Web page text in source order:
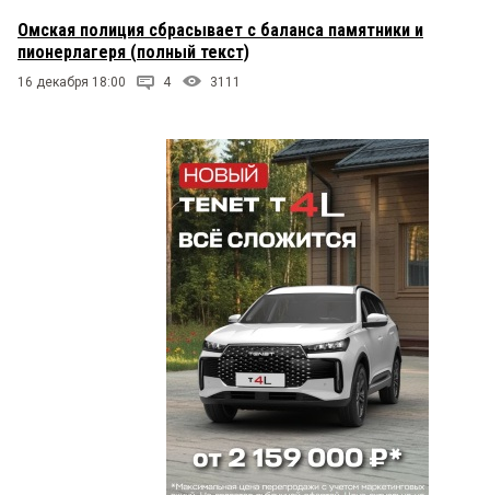
Омская полиция сбрасывает с баланса памятники и
пионерлагеря (полный текст)
16 декабря 18:00 4 3111